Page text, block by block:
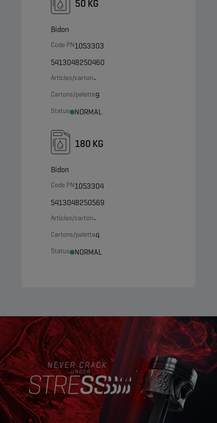
50 KG
Bidon
Code PN1053303
5413048250460
Articles/carton-
Cartons/palette9
Status NORMAL
180 KG
Bidon
Code PN1053304
5413048250569
Articles/carton-
Cartons/palette4
Status NORMAL